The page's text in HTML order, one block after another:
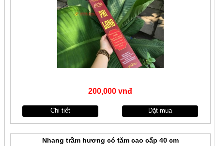
200,000 vnđ
Chi tiết Đặt mua
Nhang trầm hương có tăm cao cấp 40 cm